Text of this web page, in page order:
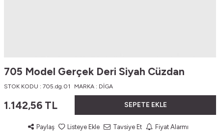
705 Model Gerçek Deri Siyah Cüzdan
STOK KODU : 705.dg.01 MARKA : DİGA
1.142,56 TL SEPETE EKLE
Paylaş Listeye Ekle Tavsiye Et Fiyat Alarmı